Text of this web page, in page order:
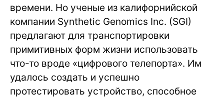
времени. Но ученые из калифорнийской
компании Synthetic Genomics Inc. (SGI)
предлагают для транспортировки
примитивных форм жизни использовать
что-то вроде «цифрового телепорта». Им
удалось создать и успешно
протестировать устройство, способное